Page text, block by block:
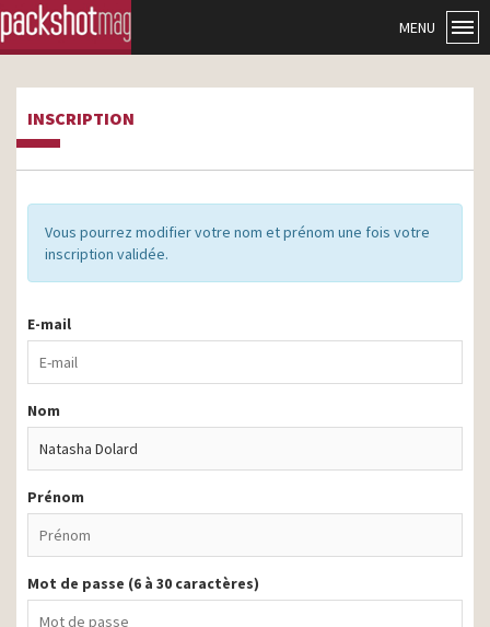
MENU
INSCRIPTION
Vous pourrez modifier votre nom et prénom une fois votre
inscription validée.
E-mail
Nom
Prénom
Mot de passe (6 à 30 caractères)